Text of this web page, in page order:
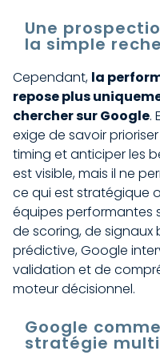
Une
la simple
Cependant, la
repose plus
chercher sur Google.
exige de savoir
timing et anticiper les
est visible, mais il ne
ce qui est stratégique
équipes performantes
de scoring, de signaux
prédictive, Google
validation et de
moteur décisionnel.
Google
stratégie